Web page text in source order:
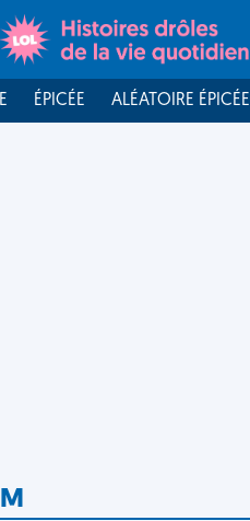
ÉPICÉE ALÉATOIRE ÉPICÉE